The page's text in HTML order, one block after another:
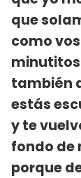
que
como
minutitos
también
estás
y te
fondo de
porque